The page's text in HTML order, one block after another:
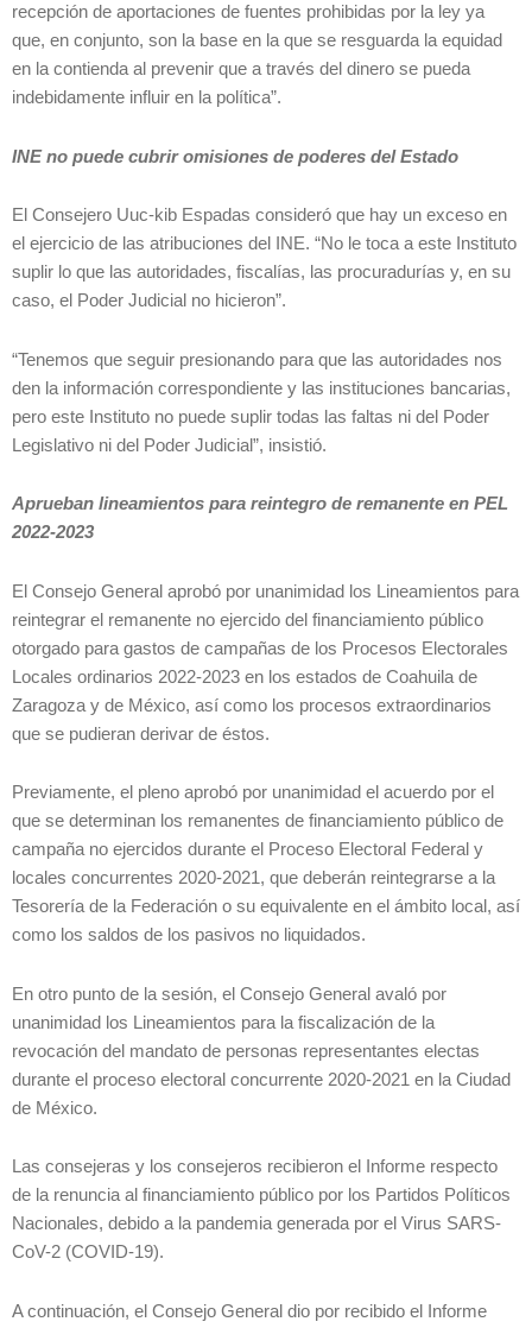
recepción de aportaciones de fuentes prohibidas por la ley ya
que, en conjunto, son la base en la que se resguarda la equidad
en la contienda al prevenir que a través del dinero se pueda
indebidamente influir en la política”.
INE no puede cubrir omisiones de poderes del Estado
El Consejero Uuc-kib Espadas consideró que hay un exceso en
el ejercicio de las atribuciones del INE. “No le toca a este Instituto
suplir lo que las autoridades, fiscalías, las procuradurías y, en su
caso, el Poder Judicial no hicieron”.
“Tenemos que seguir presionando para que las autoridades nos
den la información correspondiente y las instituciones bancarias,
pero este Instituto no puede suplir todas las faltas ni del Poder
Legislativo ni del Poder Judicial”, insistió.
Aprueban lineamientos para reintegro de remanente en PEL
2022-2023
El Consejo General aprobó por unanimidad los Lineamientos para
reintegrar el remanente no ejercido del financiamiento público
otorgado para gastos de campañas de los Procesos Electorales
Locales ordinarios 2022-2023 en los estados de Coahuila de
Zaragoza y de México, así como los procesos extraordinarios
que se pudieran derivar de éstos.
Previamente, el pleno aprobó por unanimidad el acuerdo por el
que se determinan los remanentes de financiamiento público de
campaña no ejercidos durante el Proceso Electoral Federal y
locales concurrentes 2020-2021, que deberán reintegrarse a la
Tesorería de la Federación o su equivalente en el ámbito local, así
como los saldos de los pasivos no liquidados.
En otro punto de la sesión, el Consejo General avaló por
unanimidad los Lineamientos para la fiscalización de la
revocación del mandato de personas representantes electas
durante el proceso electoral concurrente 2020-2021 en la Ciudad
de México.
Las consejeras y los consejeros recibieron el Informe respecto
de la renuncia al financiamiento público por los Partidos Políticos
Nacionales, debido a la pandemia generada por el Virus SARS-
CoV-2 (COVID-19).
A continuación, el Consejo General dio por recibido el Informe